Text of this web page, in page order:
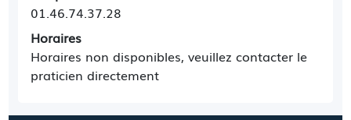
01.46.74.37.28
Horaires
Horaires non disponibles, veuillez contacter le
praticien directement